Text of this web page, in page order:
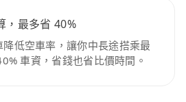
，最多省 40%
降低空車率，讓你中長途搭乘最
車資，省錢也省比價時間。